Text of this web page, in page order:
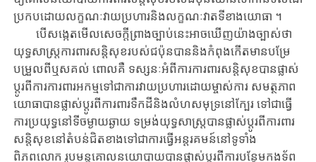
ប្រក​បដោយ​​លក្ខណៈវាយ​ប្រហារនិង​លក្ខណៈវាតទីខាង​យោធា ។
បើសង្កេត​មើល​សេចក្តី​ព្រាង​ច្បាប់នេះអាច​ឃើញយ៉ាង​ច្បាស់​ថា
យុទ្ធសាស្ត្រ​ការពារ​ស​ន្តិសុខ​របស់​ជប៉ុន​បាន​និង​កំពុង​កើតមាន​បម្រែ
បម្រួល​ពីឬសគល់ ពោលគឺ ទស្សនៈអំពី​កា​រ​ការពារ​សន្តិសុខ​បាន​ផ្លាស់
ប្តូរពីការការពារអកម្មទៅជាការវាយប្រហារដោយ​ម្ចាស់ការ ស​ម​​ត្ថភាព
យោធា​បាន​ផ្លាស់ប្តូរ​ពី​ការ​ពារទឹក​ដី​និង​លំហសមុទ្រនៅក្បែរ ទៅជា​ធ្វើ​
ការ​ប្រយុទ្ធ​នៅ​ទីចម្ងា​យ​ឆ្ងាយ​ ទម្រង់​យុទ្ធសាស្ត្រ​បាន​ផ្លាស់ប្តូរ​ពី​ការពារ​
សន្តិសុខ​នៅតំបន់​ជិត​ខាង​ទៅជា​ការ​ធ្វើ​អន្តរគមន៍​នៅទូទាំង​
ពិភពលោក រូបមន្ត​គោលនយោបាយ​បាន​ផ្លាស់ប្តូរ​ពី​ការ​បន្ថែ​ម​​កងទ័ព